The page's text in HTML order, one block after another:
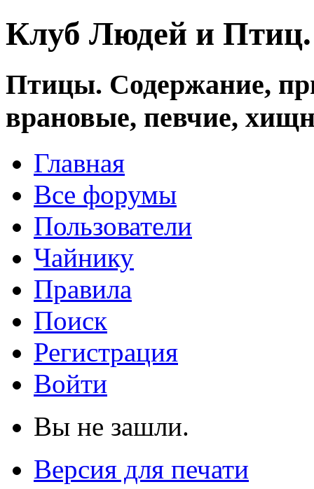
Клуб Людей и
Птицы. Содержание,
врановые, певчие,
Главная
Все форумы
Пользователи
Чайнику
Правила
Поиск
Регистрация
Войти
Вы не зашли.
Версия для печати